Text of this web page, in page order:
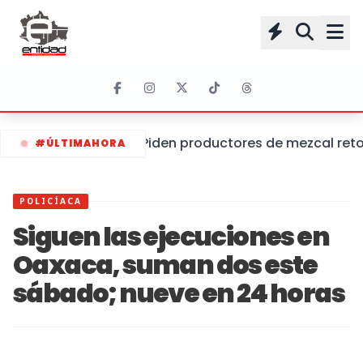
#ÚLTIMAHORA Piden productores de mezcal
POLICÍACA
Siguen las ejecuciones en
Oaxaca, suman dos este
sábado; nueve en 24 horas